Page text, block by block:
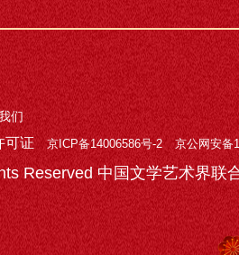
们
可证 京ICP备14006586号-2 京公网安备
Reserved 中国文学艺术界联